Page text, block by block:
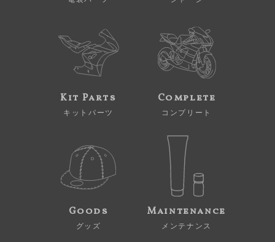
Kit Parts
キットパーツ
Complete
コンプリート
Goods
グッズ
Maintenance
メンテナンス